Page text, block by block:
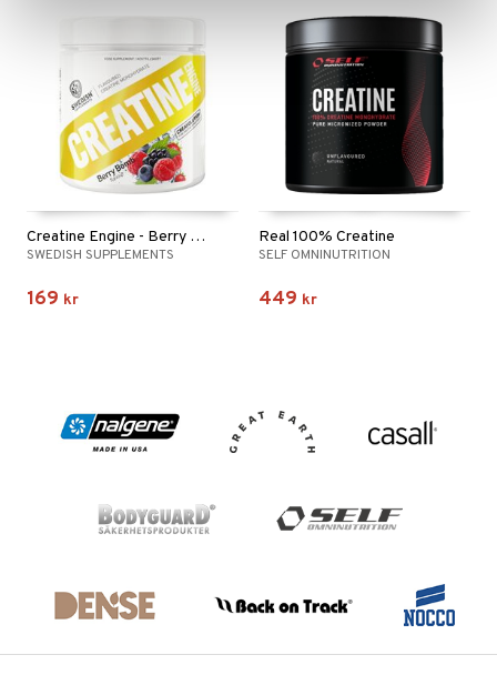
Creatine Engine - Berry Bomb
SWEDISH SUPPLEMENTS
169 kr
Real 100% Creatine
SELF OMNINUTRITION
449 kr